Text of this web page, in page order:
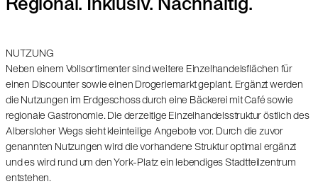
Regional. Inklusiv. Nachhaltig.
NUTZUNG
Neben einem Vollsortimenter sind weitere Einzelhandelsflächen für
einen Discounter sowie einen Drogeriemarkt geplant. Ergänzt werden
die Nutzungen im Erdgeschoss durch eine Bäckerei mit Café sowie
regionale Gastronomie. Die derzeitige Einzelhandelsstruktur östlich des
Albersloher Wegs sieht kleinteilige Angebote vor. Durch die zuvor
genannten Nutzungen wird die vorhandene Struktur optimal ergänzt
und es wird rund um den York-Platz ein lebendiges Stadtteilzentrum
entstehen.